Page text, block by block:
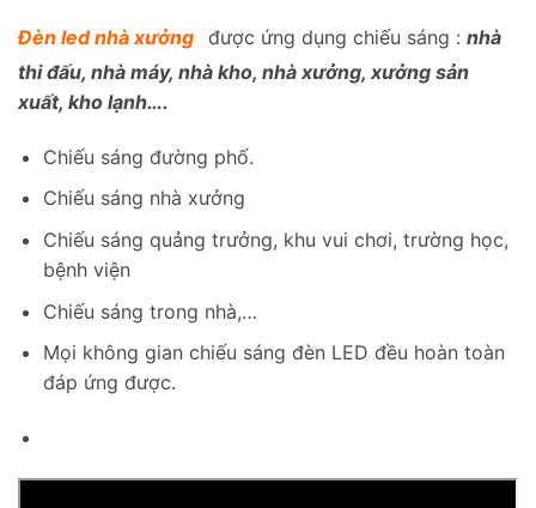
Đèn led nhà xưởng được ứng dụng chiếu sáng : nhà
thi đấu, nhà máy, nhà kho, nhà xưởng, xưởng sản
xuất, kho lạnh….
Chiếu sáng đường phố.
Chiếu sáng nhà xưởng
Chiếu sáng quảng trưởng, khu vui chơi, trường học,
bệnh viện
Chiếu sáng trong nhà,…
Mọi không gian chiếu sáng đèn LED đều hoàn toàn
đáp ứng được.